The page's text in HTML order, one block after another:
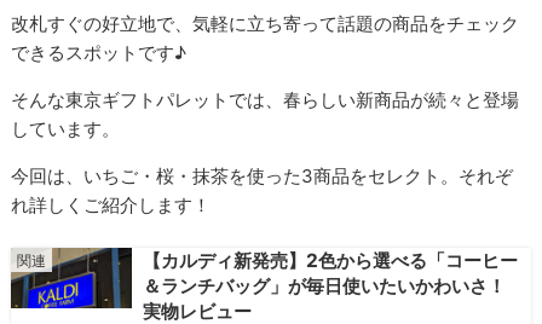
改札すぐの好立地で、気軽に立ち寄って話題の商品をチェック
できるスポットです♪
そんな東京ギフトパレットでは、春らしい新商品が続々と登場
しています。
今回は、いちご・桜・抹茶を使った3商品をセレクト。それぞ
れ詳しくご紹介します！
【カルディ新発売】2色から選べる「コーヒー
＆ランチバッグ」が毎日使いたいかわいさ！
実物レビュー